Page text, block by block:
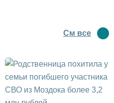
См все